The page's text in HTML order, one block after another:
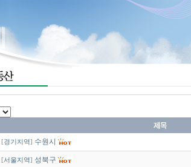
[경기지역] 수원시
[서울지역] 성북구